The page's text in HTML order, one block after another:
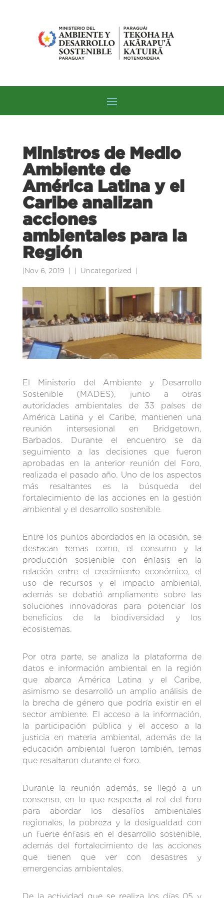
Ministros de Medio
Ambiente de
América Latina y el
Caribe analizan
acciones
ambientales para la
Región
Nov 6, 2019 Uncategorized
El Ministerio del Ambiente y Desarrollo
Sostenible (MADES), junto a otras
autoridades ambientales de 33 países de
América Latina y el Caribe, mantienen una
reunión intersesional en Bridgetown,
Barbados. Durante el encuentro se da
seguimiento a las decisiones que fueron
aprobadas en la anterior reunión del Foro,
realizada el pasado año. Uno de los aspectos
más resaltantes es la búsqueda del
fortalecimiento de las acciones en la gestión
ambiental y el desarrollo sostenible.
Entre los puntos abordados en la ocasión, se
destacan temas como, el consumo y la
producción sostenible con énfasis en la
relación entre el crecimiento económico, el
uso de recursos y el impacto ambiental,
además se debatió ampliamente sobre las
soluciones innovadoras para potenciar los
beneficios de la biodiversidad y los
ecosistemas.
Por otra parte, se analiza la plataforma de
datos e información ambiental en la región
que abarca América Latina y el Caribe,
asimismo se desarrolló un amplio análisis de
la brecha de género que podría existir en el
sector ambiente. El acceso a la información,
la participación pública y el acceso a la
justicia en materia ambiental, además de la
educación ambiental fueron también, temas
que resaltaron durante el foro.
Durante la reunión además, se llegó a un
consenso, en lo que respecta al rol del foro
para abordar los desafíos ambientales
regionales, la pobreza y la desigualdad con
un fuerte énfasis en el desarrollo sostenible,
además del fortalecimiento de las acciones
que tienen que ver con desastres y
emergencias ambientales.